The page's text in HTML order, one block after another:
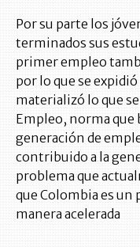
Por su parte los
terminados sus
primer empleo
por lo que se
materializó lo que
Empleo, norma que
generación de
contribuido a la
problema que
que Colombia es un
manera acelerada